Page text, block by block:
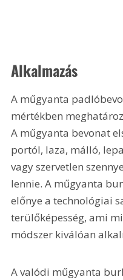
Alkalmazás
A műgyanta
mértékben
A műgyanta bevonat
portól, laza, málló,
vagy szervetlen
lennie. A műgyanta
előnye a technológiai
terülőképesség, ami
módszer kiválóan
A valódi műgyanta